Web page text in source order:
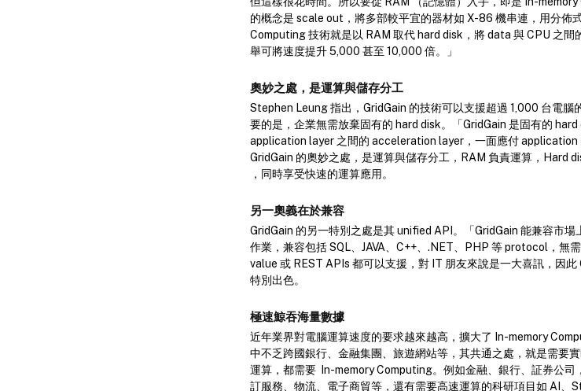
的概念是 scale out，將多部較平宜的器材如 X-86 機串連，用分佈
Computing 技術就是以 RAM 取代 hard disk，將 data 與 CPU 之
舉可將速度提升 5,000 甚至 10,000 倍。」
奧妙之處，是運算與儲存分工
Stephen Leung 指出，GridGain 的技術可以支援超過 1,000 台電
要的是，企業無需放棄固有的 hard disk。「GridGain 是固有的
application layer 之間的 acceleration layer，一面應付 application
GridGain 的奧妙之處，是運算與儲存分工，RAM 負責運算，Hard
，同時享受快速的運算應用。
另一奧義在於兼容
GridGain 的另一特別之處是其 unified API。「GridGain 能兼容市
作業，兼容包括 SQL、JAVA、C++、.NET、PHP 等 protocol，無
value 或 REST APIs 都可以支援，對 IT 朋友來說是一大喜訊，因
特別出色。
極速鯨吞海量數據
近年業界對電腦運算速度的要求越來越高，擴大了 In-memory
中不乏跨國銀行、金融集團、旅遊網站等，其共通之處，就是需要
運算，都需要 In-memory Computing。例如金融、銀行、証券公
訂服務、物流、電子商貿等，還有需要高速運算的科研項目如 AI、